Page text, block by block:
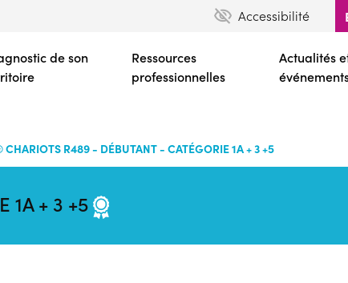
contenu
principal
Accessibilité
de son
Ressources
professionnelles
Actualités
CHARIOTS R489 - DÉBUTANT - CATÉGORIE 1A + 3 +5
1A + 3 +5